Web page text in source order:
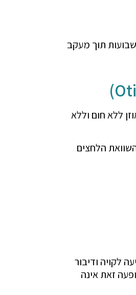
שבועות תוך מעקב
ללא חום וללא
הלחצים
לקויה ודיבור
זאת אינה